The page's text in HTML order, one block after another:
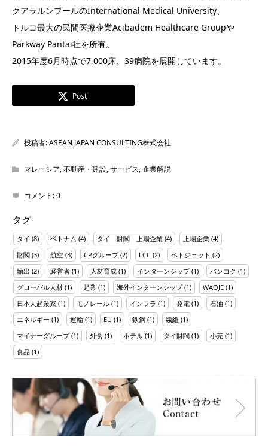
クアラルンプールのInternational Medical University、
トルコ最大の民間医療企業Acıbadem Healthcare Groupや
Parkway Pantai社を所有。
2015年度6月時点で7,000床、39病院を展開しています。
Post
投稿者:ASEAN JAPAN CONSULTING株式会社
マレーシア,不動産・建設,サービス,企業解説
コメント:0
タグ
タイ (8) ベトナム (4) タイ 財閥 上場企業 (4) 上場企業 (4)
財閥 (3) 航空 (3) CPグループ(2) LCC (2) ベトジェット (2)
輸出 (2) 経営者 (1) 人材育成 (1) インターンシップ(1) バンコク (1)
グローバル人材 (1) 起業 (1) 海外インターンシップ(1) WAOJE (1)
日本人起業家 (1) モノレール (1) インフラ (1) 発電 (1) 石油 (1)
エネルギー (1) 運輸 (1) EU (1) 鉄鋼 (1) 繊維 (1)
マイナーグループ(1) 外食 (1) ホテル (1) タイ財閥 (1) 小売 (1)
食品 (1)